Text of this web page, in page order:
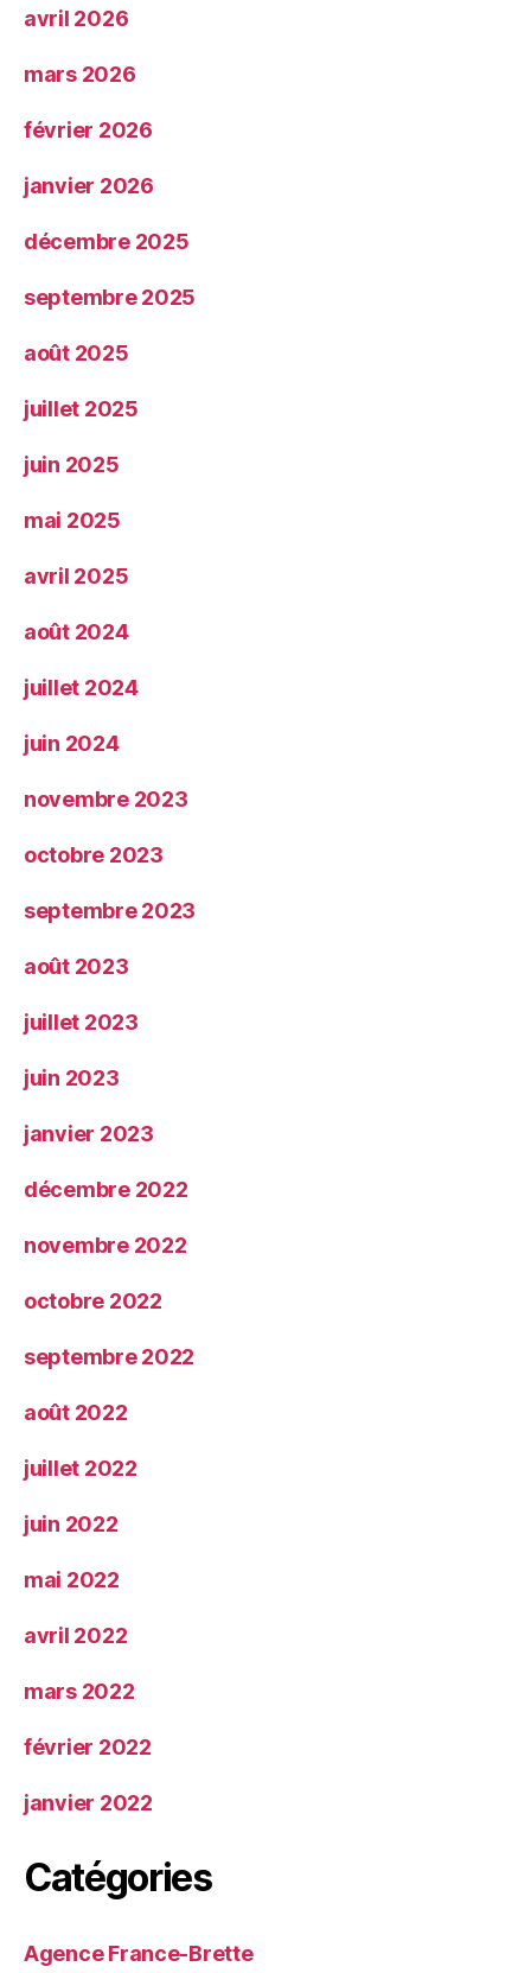
avril 2026
mars 2026
février 2026
janvier 2026
décembre 2025
septembre 2025
août 2025
juillet 2025
juin 2025
mai 2025
avril 2025
août 2024
juillet 2024
juin 2024
novembre 2023
octobre 2023
septembre 2023
août 2023
juillet 2023
juin 2023
janvier 2023
décembre 2022
novembre 2022
octobre 2022
septembre 2022
août 2022
juillet 2022
juin 2022
mai 2022
avril 2022
mars 2022
février 2022
janvier 2022
Catégories
Agence France-Brette